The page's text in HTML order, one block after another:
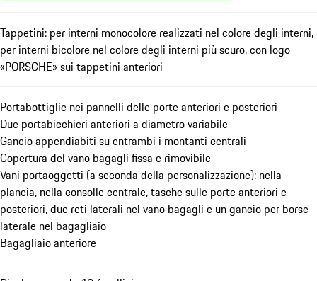
Tappetini: per interni monocolore realizzati nel colore degli interni,
per interni bicolore nel colore degli interni più scuro, con logo
«PORSCHE» sui tappetini anteriori
Portabottiglie nei pannelli delle porte anteriori e posteriori
Due portabicchieri anteriori a diametro variabile
Gancio appendiabiti su entrambi i montanti centrali
Copertura del vano bagagli fissa e rimovibile
Vani portaoggetti (a seconda della personalizzazione): nella
plancia, nella consolle centrale, tasche sulle porte anteriori e
posteriori, due reti laterali nel vano bagagli e un gancio per borse
laterale nel bagagliaio
Bagagliaio anteriore